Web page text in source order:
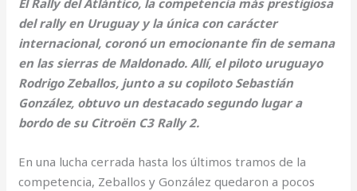
del rally en Uruguay y la única con carácter
internacional, coronó un emocionante fin de semana
en las sierras de Maldonado. Allí, el piloto uruguayo
Rodrigo Zeballos, junto a su copiloto Sebastián
González, obtuvo un destacado segundo lugar a
bordo de su Citroën C3 Rally 2.
En una lucha cerrada hasta los últimos tramos de la
competencia, Zeballos y González quedaron a pocos